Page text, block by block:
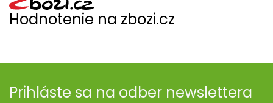
Hodnotenie na zbozi.cz
Prihláste sa na odber newslettera